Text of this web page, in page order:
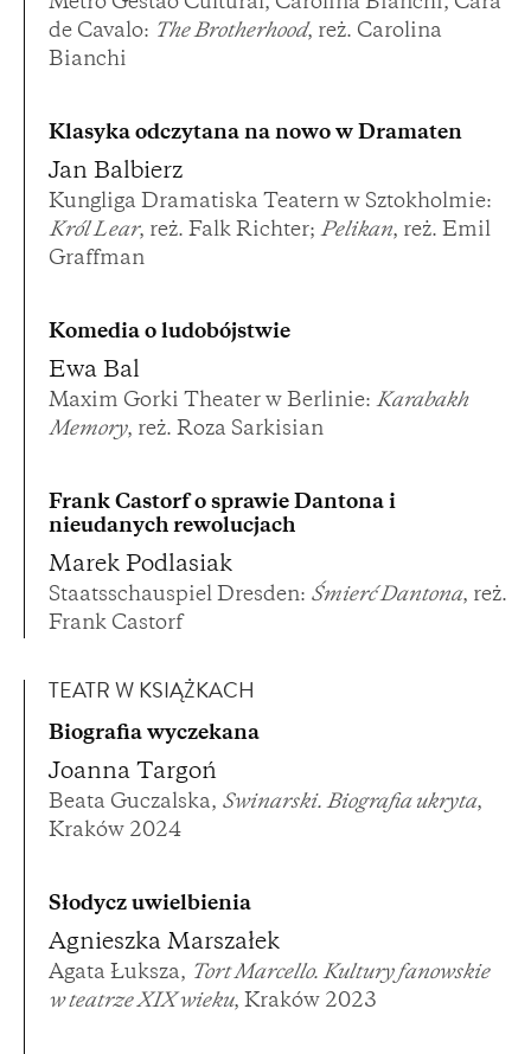
de Cavalo: The Brotherhood, reż. Carolina
Bianchi
Klasyka odczytana na nowo w Dramaten
Jan Balbierz
Kungliga Dramatiska Teatern w Sztokholmie:
Król Lear, reż. Falk Richter; Pelikan, reż. Emil
Graffman
Komedia o ludobójstwie
Ewa Bal
Maxim Gorki Theater w Berlinie: Karabakh
Memory, reż. Roza Sarkisian
Frank Castorf o sprawie Dantona i
nieudanych rewolucjach
Marek Podlasiak
Staatsschauspiel Dresden: Śmierć Dantona, reż.
Frank Castorf
TEATR W KSIĄŻKACH
Biografia wyczekana
Joanna Targoń
Beata Guczalska, Swinarski. Biografia ukryta,
Kraków 2024
Słodycz uwielbienia
Agnieszka Marszałek
Agata Łuksza, Tort Marcello. Kultury fanowskie
w teatrze XIX wieku, Kraków 2023